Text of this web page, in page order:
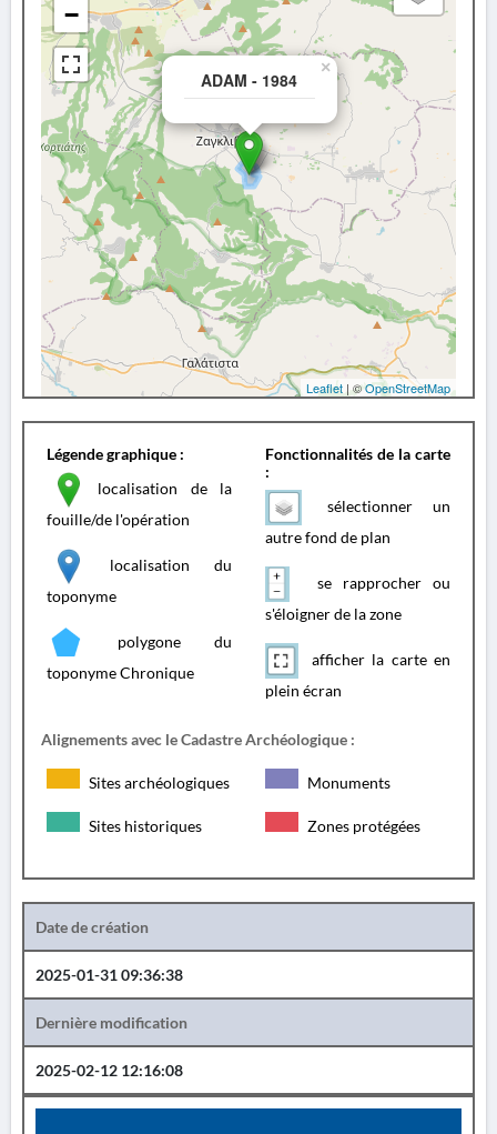
ADAM - 1984
×
−
Leaflet | ©OpenStreetMap
Légende graphique :
localisation de la
fouille/de l'opération
localisation du
toponyme
polygone du
toponyme Chronique
Fonctionnalités de la carte
:
sélectionner un
autre fond de plan
se rapprocher ou
s'éloigner de la zone
afficher la carte en
plein écran
Alignements avec le Cadastre Archéologique :
Sites archéologiques Monuments
Sites historiques Zones protégées
Date de création
2025-01-31 09:36:38
Dernière modification
2025-02-12 12:16:08